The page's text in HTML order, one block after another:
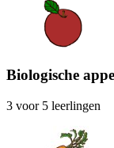
Biologische
3 voor 5 leerlingen